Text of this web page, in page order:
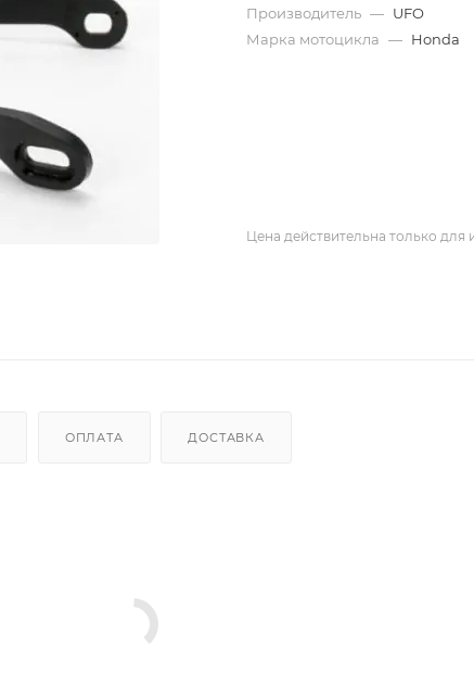
Производитель — UFO
Марка мотоцикла — Honda
Цена действительна только для
ОПЛАТА ДОСТАВКА